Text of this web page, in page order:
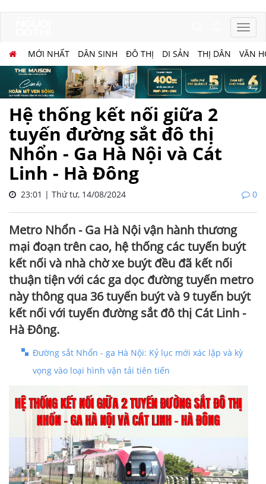
MỚI NHẤT DÂN SINH ĐÔ THỊ DI SẢN THỊ DÂN VĂN
Hệ thống kết nối giữa 2
tuyến đường sắt đô thị
Nhổn - Ga Hà Nội và Cát
Linh - Hà Đông
23:01 | Thứ tư, 14/08/2024 0
Metro Nhổn - Ga Hà Nội vận hành thương
mại đoạn trên cao, hệ thống các tuyến buýt
kết nối và nhà chờ xe buýt đều đã kết nối
thuận tiện với các ga dọc đường tuyến metro
này thông qua 36 tuyến buýt và 9 tuyến buýt
kết nối với tuyến đường sắt đô thị Cát Linh -
Hà Đông.
Đường sắt Nhổn - ga Hà Nội: Kỷ lục mới xác lập và kỳ
vọng vào loại hình vận tải tiên tiến